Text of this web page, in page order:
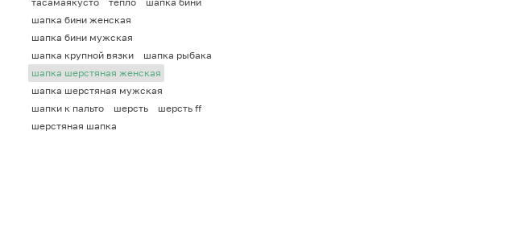
шапка бини женская
шапка бини мужская
шапка крупной вязки
шапка рыбака
шапка шерстяная женская
шапка шерстяная мужская
шапки к пальто
шерсть
шерсть ff
шерстяная шапка